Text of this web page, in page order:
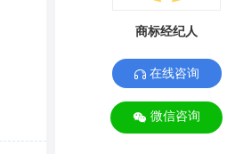
商标经纪人
在线咨询
微信咨询